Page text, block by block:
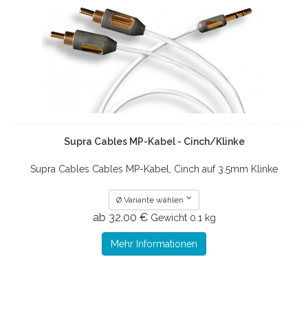
Supra Cables MP-Kabel - Cinch/Klinke
Supra Cables Cables MP-Kabel, Cinch auf 3.5mm Klinke
Ø Variante wählen
ab 32.00 € Gewicht 0.1 kg
Mehr Informationen